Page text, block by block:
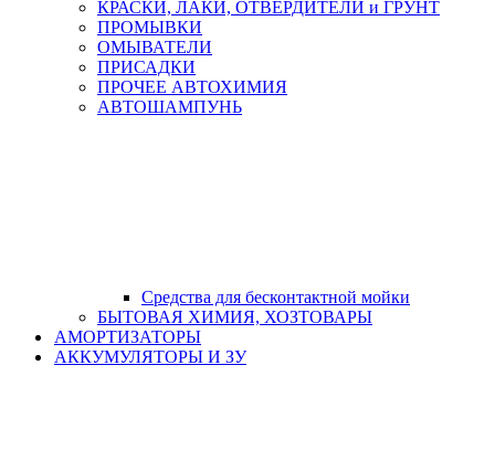
КРАСКИ, ЛАКИ, ОТВЕРДИТЕЛИ и ГРУНТ
ПРОМЫВКИ
ОМЫВАТЕЛИ
ПРИСАДКИ
ПРОЧЕЕ АВТОХИМИЯ
АВТОШАМПУНЬ
Средства для бесконтактной мойки
БЫТОВАЯ ХИМИЯ, ХОЗТОВАРЫ
АМОРТИЗАТОРЫ
АККУМУЛЯТОРЫ И ЗУ